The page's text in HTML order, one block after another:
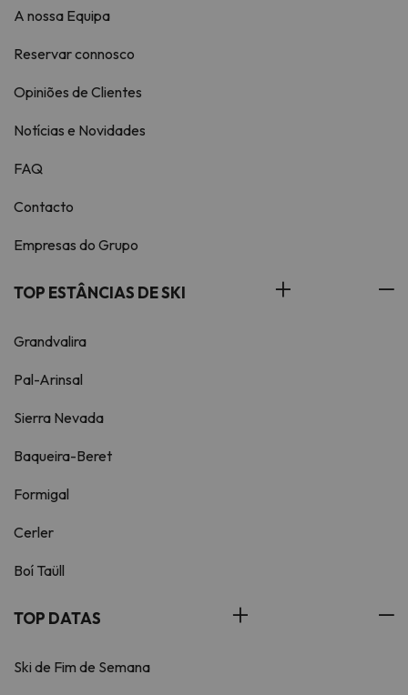
A nossa Equipa
Reservar connosco
Opiniões de Clientes
Notícias e Novidades
FAQ
Contacto
Empresas do Grupo
TOP ESTÂNCIAS DE SKI
Grandvalira
Pal-Arinsal
Sierra Nevada
Baqueira-Beret
Formigal
Cerler
Boí Taüll
TOP DATAS
Ski de Fim de Semana